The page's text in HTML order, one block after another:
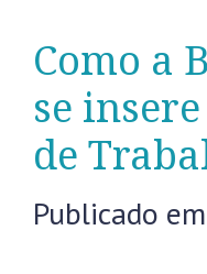
Como a
se
de
Publicado em